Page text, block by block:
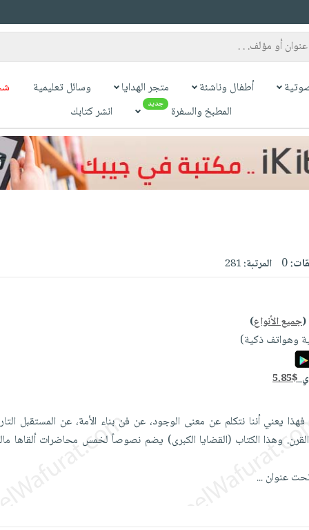
أطفال وناشئة متجر الهدايا وسائل تعليمية
المطبخ والسفرة
جديد انشر كتابك
0 المرتبة:281
(جميع الأنواع)
وهواتف ذكية)
5.85$
يعني أننا نتكلم عن معنى الوجود، عن فن بناء الأمة، عن المستقبل
القرن. وهذا الكتاب (القضايا الكبرى) يضم نصوصاً لخمس محاضرات ألقاها
عنوان...